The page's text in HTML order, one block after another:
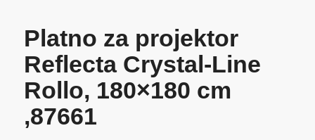
Platno za projektor
Reflecta Crystal-Line
Rollo, 180×180 cm
,87661